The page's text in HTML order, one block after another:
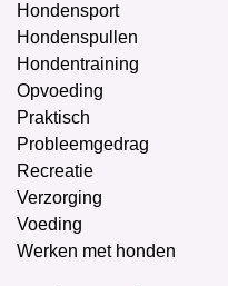
Hondensport
Hondenspullen
Hondentraining
Opvoeding
Praktisch
Probleemgedrag
Recreatie
Verzorging
Voeding
Werken met honden